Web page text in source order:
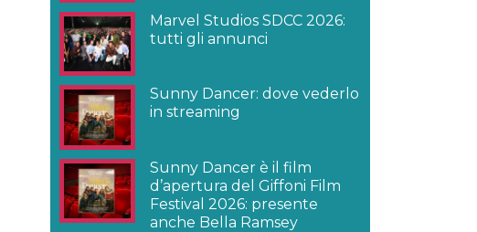
Marvel Studios SDCC 2026:
tutti gli annunci
Sunny Dancer: dove vederlo
in streaming
Sunny Dancer è il film
d’apertura del Giffoni Film
Festival 2026: presente
anche Bella Ramsey